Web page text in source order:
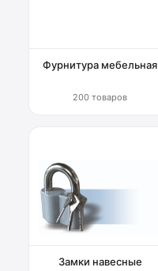
Фурнитура мебельная
200 товаров
Замки навесные